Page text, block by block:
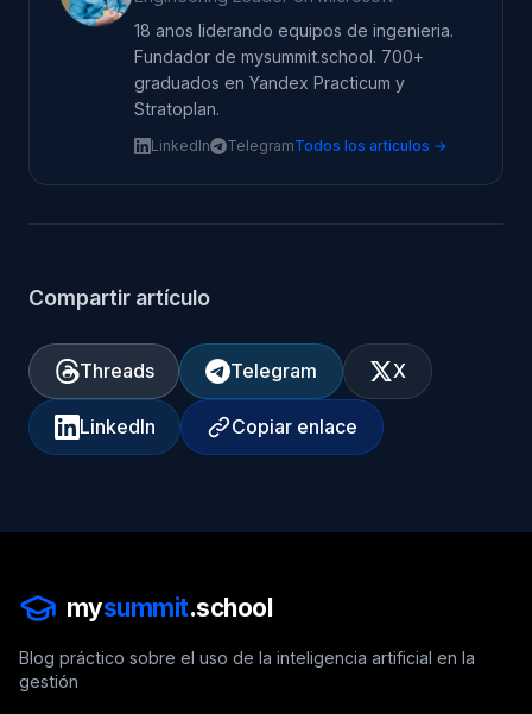
18 anos liderando equipos de ingenieria.
Fundador de mysummit.school. 700+
graduados en Yandex Practicum y
Stratoplan.
LinkedIn TelegramTodos los articulos →
Compartir artículo
Threads Telegram X
LinkedIn Copiar enlace
mysummit.school
Blog práctico sobre el uso de la inteligencia artificial en la
gestión